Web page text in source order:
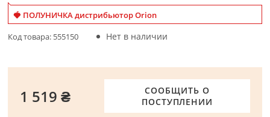
🍓 ПОЛУНИЧКА дистрибьютор Orion
Код товара: 555150 Нет в наличии
СООБЩИТЬ О
ПОСТУПЛЕНИИ
1 519 ₴